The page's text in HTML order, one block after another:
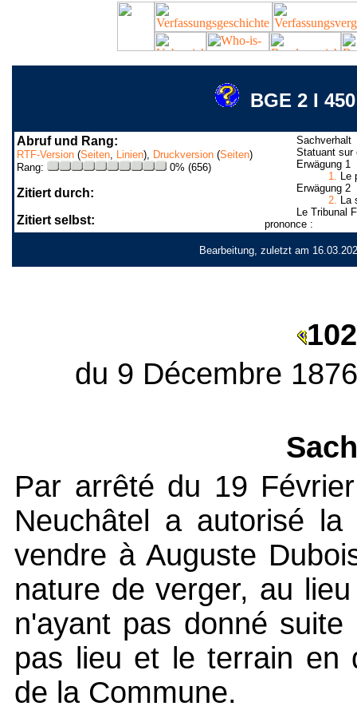
BGE 2 I
Abruf und Rang:
RTF-Version (Seiten, Linien), Druckversion (Seiten)
Rang:
0% (656)
Zitiert durch:
Zitiert selbst:
Sachverhalt
Statuant sur
Erwägung 1
1. Le
Erwägung 2
2. La
Le Tribunal
prononce :
Bearbeitung, zuletzt am
du 9 Décembre
Par arrêté du 19
Neuchâtel a autorisé
vendre à Auguste
nature de verger, au
n'ayant pas donné
pas lieu et le terrain en
de la Commune.